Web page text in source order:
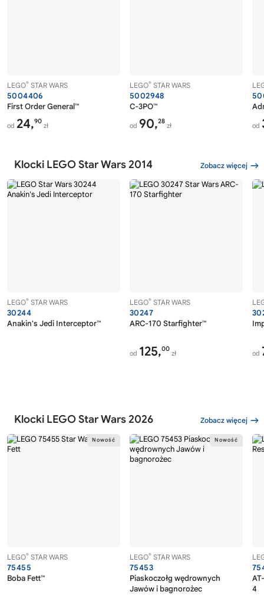
LEGO® STAR WARS
5004406
First Order General™
od 24,90
zł
LEGO® STAR WARS
5002948
C-3PO™
od 90,28
zł od
Klocki LEGO Star Wars 2014 Zobacz więcej
LEGO® STAR WARS
30244
Anakin's Jedi Interceptor™
LEGO® STAR WARS
30247
ARC-170 Starfighter™
od 125,00
zł od
Klocki LEGO Star Wars 2026 Zobacz więcej
LEGO® STAR WARS
75455
Boba Fett™
LEGO® STAR WARS
75453
Piaskoczołg wędrownych
Jawów i bagnorożec
4